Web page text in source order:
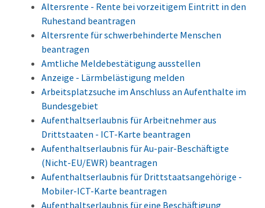
Altersrente - Rente bei vorzeitigem Eintritt in den
Ruhestand beantragen
Altersrente für schwerbehinderte Menschen
beantragen
Amtliche Meldebestätigung ausstellen
Anzeige - Lärmbelästigung melden
Arbeitsplatzsuche im Anschluss an Aufenthalte im
Bundesgebiet
Aufenthaltserlaubnis für Arbeitnehmer aus
Drittstaaten - ICT-Karte beantragen
Aufenthaltserlaubnis für Au-pair-Beschäftigte
(Nicht-EU/EWR) beantragen
Aufenthaltserlaubnis für Drittstaatsangehörige -
Mobiler-ICT-Karte beantragen
Aufenthaltserlaubnis für eine Beschäftigung